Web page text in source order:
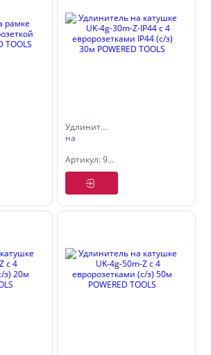
Удлинитель
на
UK-4g-
30m-Z-IP44
евророзетками
IP44 (с/з)
Артикул: 9535061